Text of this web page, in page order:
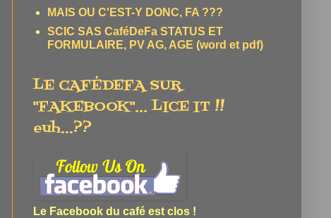
MAIS OU C'EST-Y DONC, FA ???
SCIC SAS CaféDeFa STATUS ET
FORMULAIRE, PV AG, AGE (word et pdf)
LE CAFÉDEFA SUR
"FAKEBOOK"... LICE IT !!
euh...??
Le Facebook du café est clos !